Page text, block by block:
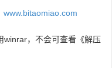
www.bitaomiao.com
winrar，不会可查看《解压